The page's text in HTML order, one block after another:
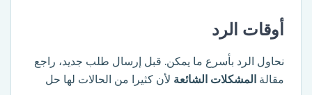
أوقات الرد
نحاول الرد بأسرع ما يمكن. قبل إرسال طلب جديد، راجع
مقالة المشكلات الشائعة لأن كثيرا من الحالات لها حل